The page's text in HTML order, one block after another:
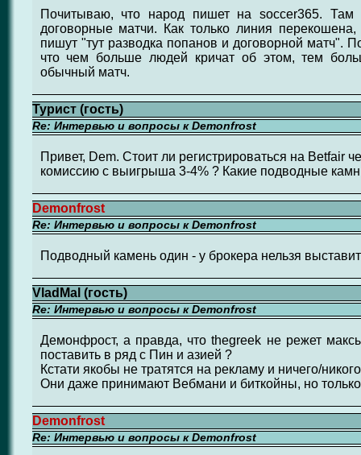
Почитываю, что народ пишет на soccer365. Там
договорные матчи. Как только линия
пишут "тут разводка попанов и договорной матч".
что чем больше людей кричат об этом, тем
обычный матч.
Турист (гость)
Re: Интервью и вопросы к Demonfrost
Привет, Dem. Стоит ли регистрироваться на Betfair
комиссию с выигрыша 3-4% ? Какие подводные
Demonfrost
Re: Интервью и вопросы к Demonfrost
Подводный камень один - у брокера нельзя
VladMal (гость)
Re: Интервью и вопросы к Demonfrost
Демонфрост, а правда, что thegreek не режет
поставить в ряд с Пин и азией ?
Кстати якобы не тратятся на рекламу и ничего/
Они даже принимают Вебмани и биткойны, но только
Demonfrost
Re: Интервью и вопросы к Demonfrost